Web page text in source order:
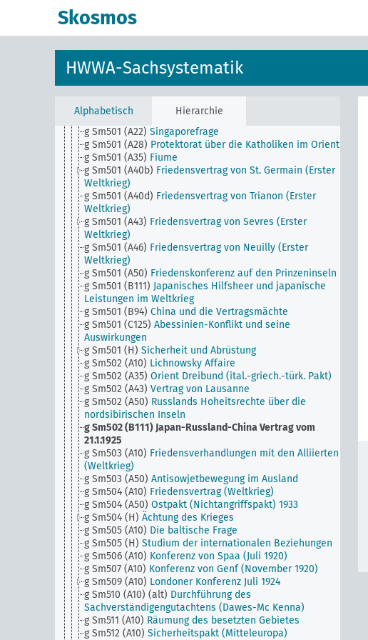
Skosmos
HWWA-Sachsystematik
Alphabetisch Hierarchie
g Sm23 (alt)
g Sm5 Kriegsziele (Weltkrieg)
Außenpolitik, Institutionen
Kriegsziel)
g Sm501 (A10b) (alt)
g Sm501 (A22) Singaporefrage
g Sm501 (A28) Protektorat über die Katholiken im Orient
g Sm501 (A35) Fiume
g Sm501 (A40b) Friedensvertrag von St. Germain (Erster
Weltkrieg)
g Sm501 (A40d) Friedensvertrag von Trianon (Erster
Weltkrieg)
g Sm501 (A43) Friedensvertrag von Sevres (Erster
Weltkrieg)
g Sm501 (A46) Friedensvertrag von Neuilly (Erster
Weltkrieg)
g Sm501 (A50) Friedenskonferenz auf den Prinzeninseln
g Sm501 (B111) Japanisches Hilfsheer und japanische
Leistungen im Weltkrieg
g Sm501 (B94) China und die Vertragsmächte
g Sm501 (C125) Abessinien-Konflikt und seine
Auswirkungen
g Sm501 (H) Sicherheit und Abrüstung
g Sm502 (A10) Lichnowsky Affaire
g Sm502 (A35) Orient Dreibund (ital.-griech.-türk. Pakt)
g Sm502 (A43) Vertrag von Lausanne
g Sm502 (A50) Russlands Hoheitsrechte über die
nordsibirischen Inseln
g Sm502 (B111) Japan-Russland-China Vertrag vom
21.1.1925
g Sm503 (A10) Friedensverhandlungen mit den Alliierten
(Weltkrieg)
g Sm503 (A50) Antisowjetbewegung im Ausland
g Sm504 (A10) Friedensvertrag (Weltkrieg)
g Sm504 (A50) Ostpakt (Nichtangriffspakt) 1933
g Sm504 (H) Ächtung des Krieges
g Sm505 (A10) Die baltische Frage
g Sm505 (H) Studium der internationalen Beziehungen
g Sm506 (A10) Konferenz von Spaa (Juli 1920)
g Sm507 (A10) Konferenz von Genf (November 1920)
g Sm509 (A10) Londoner Konferenz Juli 1924
g Sm510 (A10) (alt) Durchführung des
Sachverständigengutachtens (Dawes-Mc Kenna)
g Sm511 (A10) Räumung des besetzten Gebietes
g Sm512 (A10) Sicherheitspakt (Mitteleuropa)